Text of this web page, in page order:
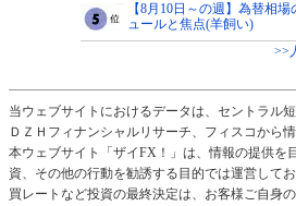
【8月10日～の週】為替相
ュールと焦点(羊飼い)
>>
当ウェブサイトにおけるデータは、セントラル
ＤＺＨフィナンシャルリサーチ、フィスコから
本ウェブサイト「ザイFX！」は、情報の提供を
資、その他の行動を勧誘する目的では運営して
買レートなど投資の最終決定は、お客様ご自身